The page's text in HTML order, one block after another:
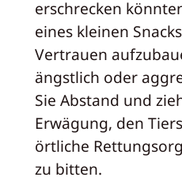
erschrecken
eines kleinen
Vertrauen
ängstlich oder
Sie Abstand und
Erwägung, den
örtliche
zu bitten.